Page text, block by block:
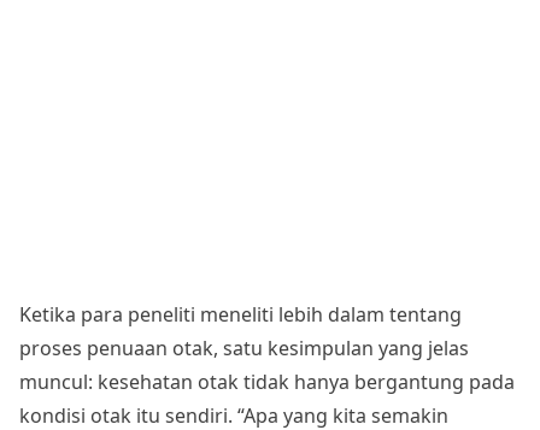
Ketika para peneliti meneliti lebih dalam tentang
proses penuaan otak, satu kesimpulan yang jelas
muncul: kesehatan otak tidak hanya bergantung pada
kondisi otak itu sendiri. “Apa yang kita semakin